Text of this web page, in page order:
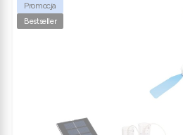
Promocja
Bestseller